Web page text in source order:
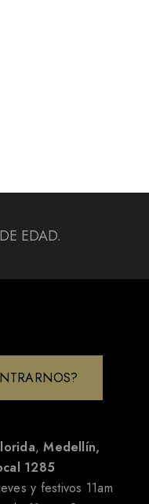
EDAD.
,Medellín,
1285
y festivos 11am